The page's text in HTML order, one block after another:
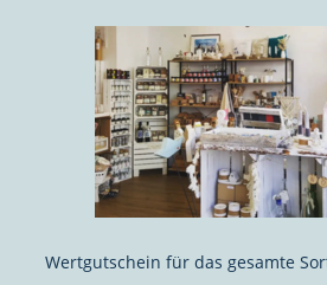
SHOPPING
VOR ORT KAUFEN
Wertgutschein für das gesamte